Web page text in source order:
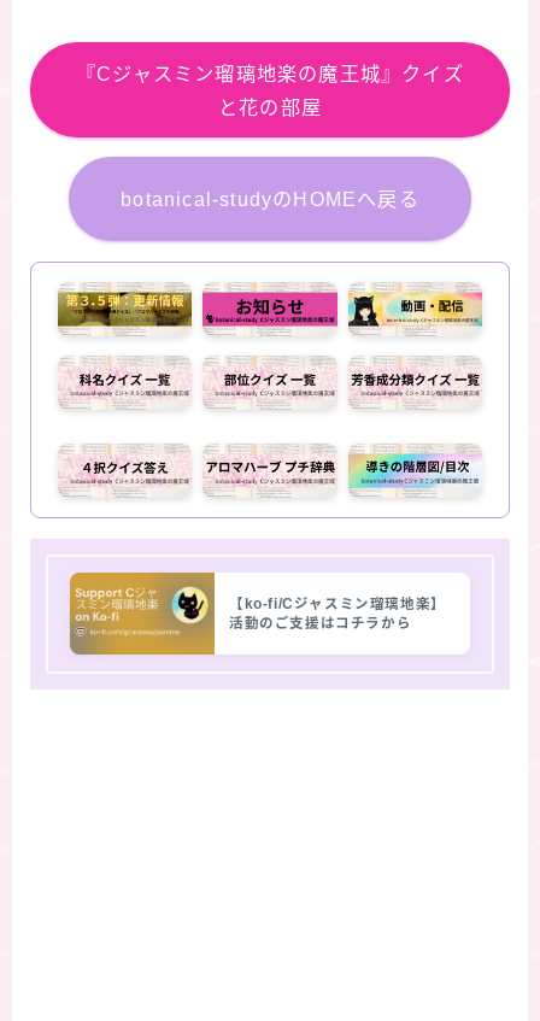
『Cジャスミン瑠璃地楽の魔王城』クイズ
と花の部屋
botanical-studyのHOMEへ戻る
【ko-fi/Cジャスミン瑠璃地楽】
活動のご支援はコチラから